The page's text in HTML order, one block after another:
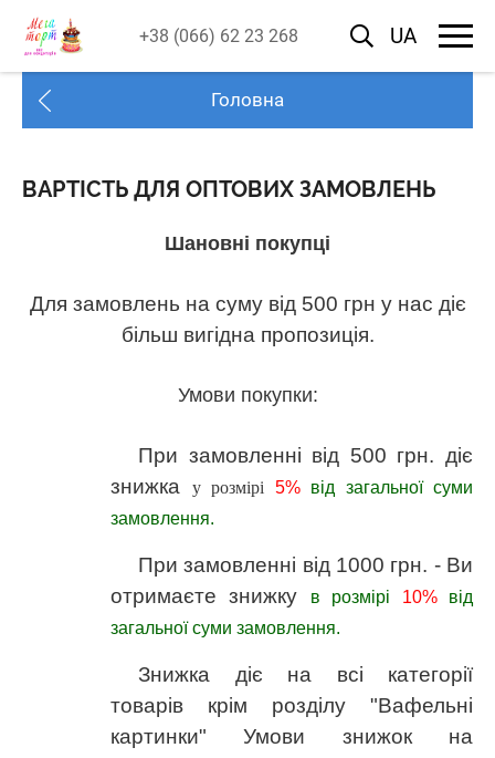
+38 (066) 62 23 268 UA
Головна
ВАРТІСТЬ ДЛЯ ОПТОВИХ ЗАМОВЛЕНЬ
Шановні покупці
Для замовлень на суму від 500 грн у нас діє
більш вигідна пропозиція.
Умови покупки:
При замовленні від 500 грн. діє
знижка
у розмірі 5%
від загальної суми
замовлення.
При замовленні від 1000 грн. - Ви
отримаєте знижку
в розмірі 10%
від
загальної суми замовлення.
Знижка діє на всі категорії
товарів крім розділу "Вафельні
картинки"Умови знижок на